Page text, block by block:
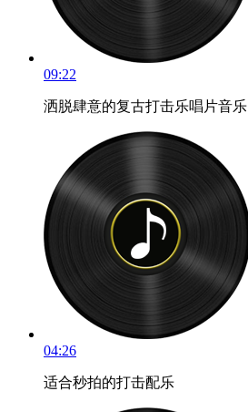
09:22
洒脱肆意的复古打击乐唱片音乐
04:26
适合秒拍的打击配乐